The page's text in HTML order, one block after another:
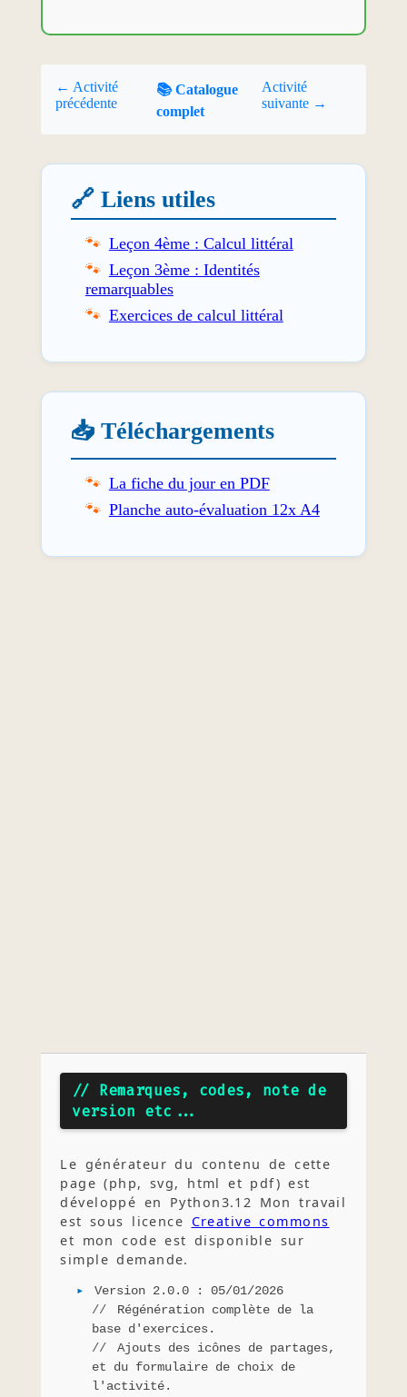
← Activité
précédente
📚 Catalogue
complet
Activité
suivante →
🔗 Liens utiles
Leçon 4ème : Calcul littéral
Leçon 3ème : Identités
remarquables
Exercices de calcul littéral
📥 Téléchargements
La fiche du jour en PDF
Planche auto-évaluation 12x A4
// Remarques, codes, note de
version etc...
Le générateur du contenu de cette
page (php, svg, html et pdf) est
développé en Python3.12 Mon travail
est sous licence Creative commons
et mon code est disponible sur
simple demande.
Version 2.0.0 : 05/01/2026
Régénération complète de la
base d'exercices.
Ajouts des icônes de partages,
et du formulaire de choix de
l'activité.